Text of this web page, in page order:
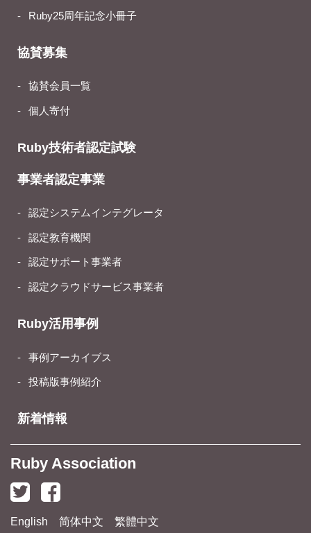
Ruby25周年記念小冊子
協賛募集
協賛会員一覧
個人寄付
Ruby技術者認定試験
事業者認定事業
認定システムインテグレータ
認定教育機関
認定サポート事業者
認定クラウドサービス事業者
Ruby活用事例
事例アーカイブス
投稿版事例紹介
新着情報
Ruby Association
English 简体中文 繁體中文